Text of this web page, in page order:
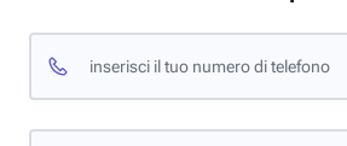
inserisci il tuo numero di telefono